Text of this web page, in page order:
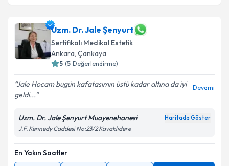
Uzm. Dr. Jale Şenyurt
Sertifikalı Medikal Estetik
Ankara, Çankaya
5 (5 Değerlendirme)
Jale Hocam bugün kafatasımın üstü kadar altına da iyi
geldi...
Devamı
Uzm. Dr. Jale Şenyurt Muayenehanesi Haritada Göster
J.F. Kennedy Caddesi No:23/2 Kavaklıdere
En Yakın Saatler